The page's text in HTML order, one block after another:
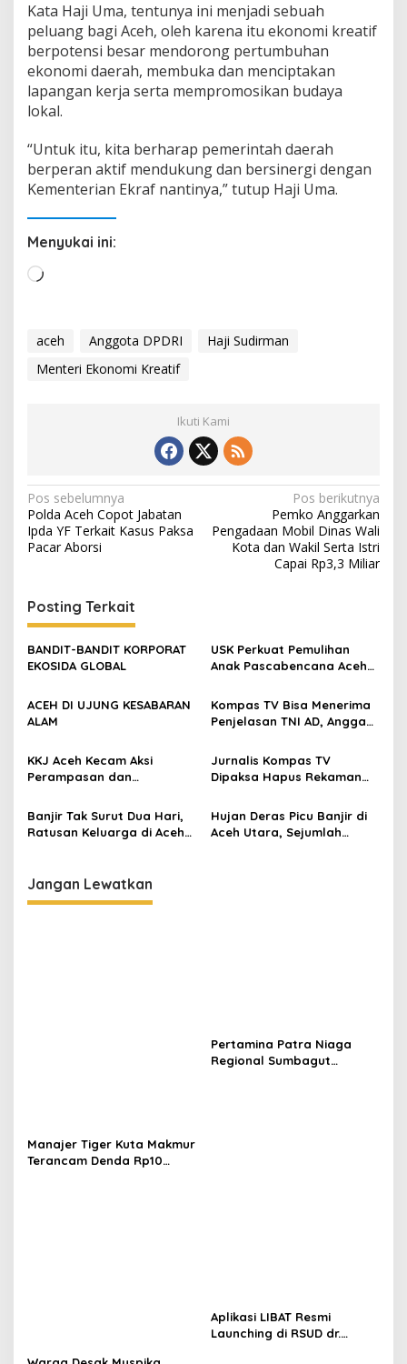
r
e
a
i
f
c
e
h
Kata Haji Uma, tentunya ini menjadi sebuah
peluang bagi Aceh, oleh karena itu ekonomi kreatif
berpotensi besar mendorong pertumbuhan
ekonomi daerah, membuka dan menciptakan
lapangan kerja serta mempromosikan budaya
lokal.
“Untuk itu, kita berharap pemerintah daerah
berperan aktif mendukung dan bersinergi dengan
Kementerian Ekraf nantinya,” tutup Haji Uma.
Menyukai ini:
u
t
aceh Anggota DPDRI
Haji Sudirman
Menteri Ekonomi Kreatif
Ikuti Kami
N
a
v
g
a
s
i
p
o
s
Pos sebelumnya
Polda Aceh Copot Jabatan
Ipda YF Terkait Kasus Paksa
Pacar Aborsi
Pos berikutnya
Pemko Anggarkan
Pengadaan Mobil Dinas Wali
Kota dan Wakil Serta Istri
Capai Rp3,3 Miliar
Posting Terkait
BANDIT-BANDIT KORPORAT
EKOSIDA GLOBAL
USK Perkuat Pemulihan
Anak Pascabencana Aceh
Dukungan Psikososial
ACEH DI UJUNG KESABARAN
ALAM
Kompas TV Bisa Menerima
Penjelasan TNI AD, Anggap
KKJ Aceh Kecam Aksi
Perampasan dan
Jurnalistik oleh TNI
Jurnalis Kompas TV
Dipaksa Hapus Rekaman
Bencana Aceh
Banjir Tak Surut Dua Hari,
Ratusan Keluarga di Aceh
Hujan Deras Picu Banjir di
Aceh Utara, Sejumlah
Jangan Lewatkan
Manajer Tiger Kuta Makmur
Terancam Denda Rp10
Pertamina Patra Niaga
Regional Sumbagut
Aplikasi LIBAT Resmi
Launching di RSUD dr.